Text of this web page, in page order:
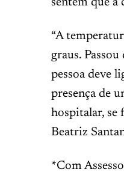
sentem que a
“A
graus. Passou
pessoa deve
presença de
hospitalar, se
Beatriz
*Com